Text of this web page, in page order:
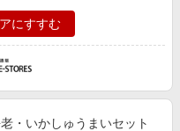
にすすむ
・いかしゅうまいセット